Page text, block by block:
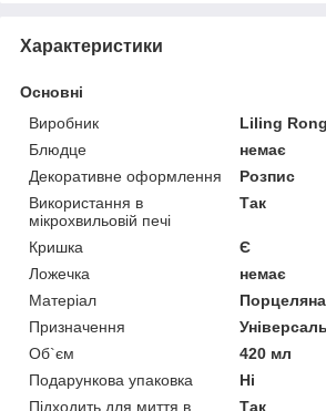
Характеристики
Основні
Виробник
Liling
Блюдце
немає
Декоративне оформлення
Розпис
Використання в
мікрохвильовій печі
Так
Кришка
Є
Ложечка
немає
Матеріал
Порцеляна
Призначення
Об`єм
420 мл
Подарункова упаковка
Ні
Підходить для миття в
Так